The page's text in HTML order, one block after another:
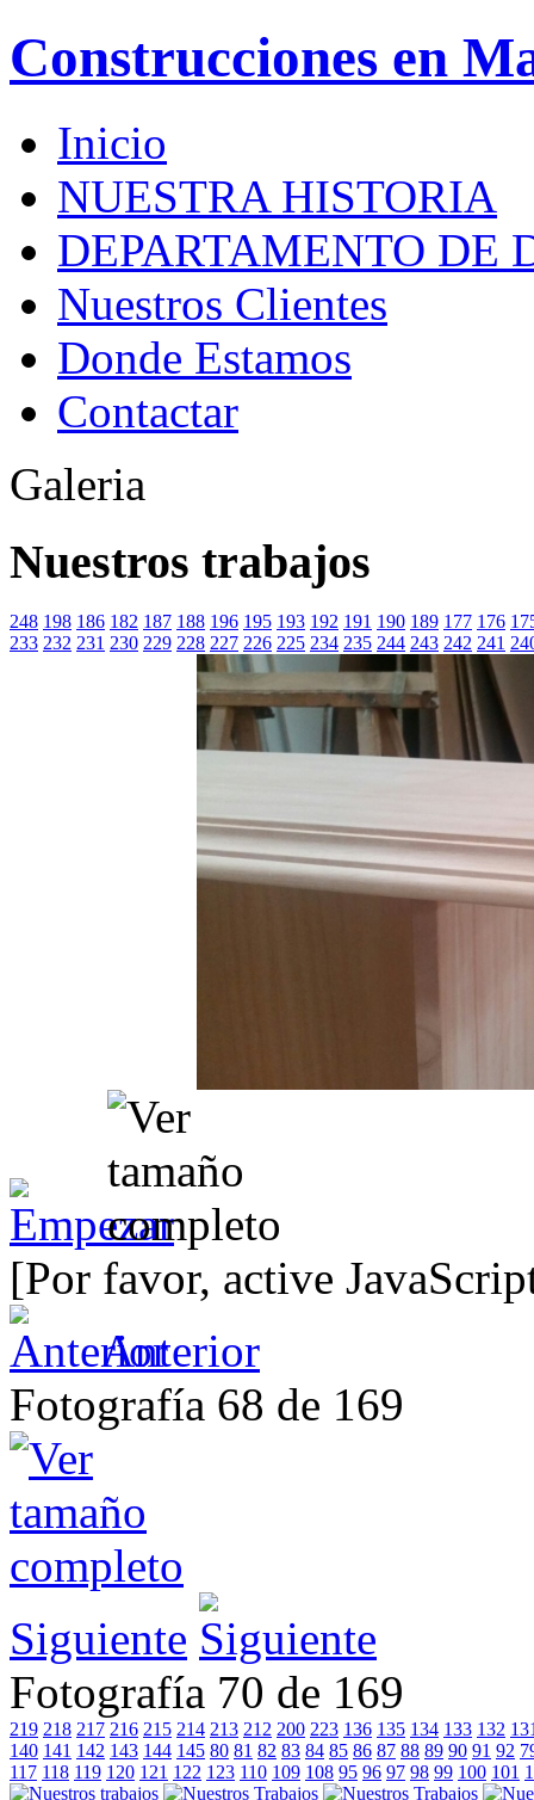
Construcciones en
Inicio
NUESTRA HISTORIA
DEPARTAMENTO DE
Nuestros Clientes
Donde Estamos
Contactar
Galeria
Nuestros trabajos
248 198 186 182 187 188 196 195 193 192 191 190 189 177 176
233 232 231 230 229 228 227 226 225 234 235 244 243 242 241
[Por favor, active
Anterior
Fotografía 68 de 169
Siguiente
Fotografía 70 de 169
219 218 217 216 215 214 213 212 200 223 136 135 134 133 132
140 141 142 143 144 145 80 81 82 83 84 85 86 87 88 89 90 91 92
117 118 119 120 121 122 123 110 109 108 95 96 97 98 99 100 101